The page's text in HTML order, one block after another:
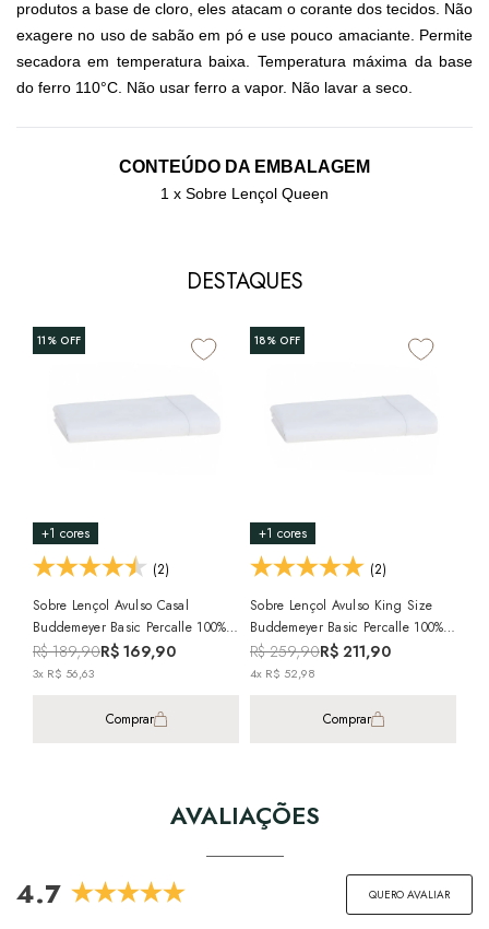
produtos a base de cloro, eles atacam o corante dos tecidos. Não
exagere no uso de sabão em pó e use pouco amaciante. Permite
secadora em temperatura baixa. Temperatura máxima da base
do ferro 110°C. Não usar ferro a vapor. Não lavar a seco.
CONTEÚDO DA EMBALAGEM
1 x Sobre Lençol Queen
DESTAQUES
11%OFF
+1 cores
(2)
Sobre Lençol Avulso Casal
Buddemeyer Basic Percalle 100%
Algodão Penteado 180 Fios (1
Peça)
R$ 189,90R$ 169,90
3x R$ 56,63
Comprar
18%OFF
+1 cores
(2)
Sobre Lençol Avulso King Size
Buddemeyer Basic Percalle 100%
Algodão Penteado 180 Fios (1
Peça)
R$ 259,90R$ 211,90
4x R$ 52,98
Comprar
AVALIAÇÕES
4.7 QUERO AVALIAR